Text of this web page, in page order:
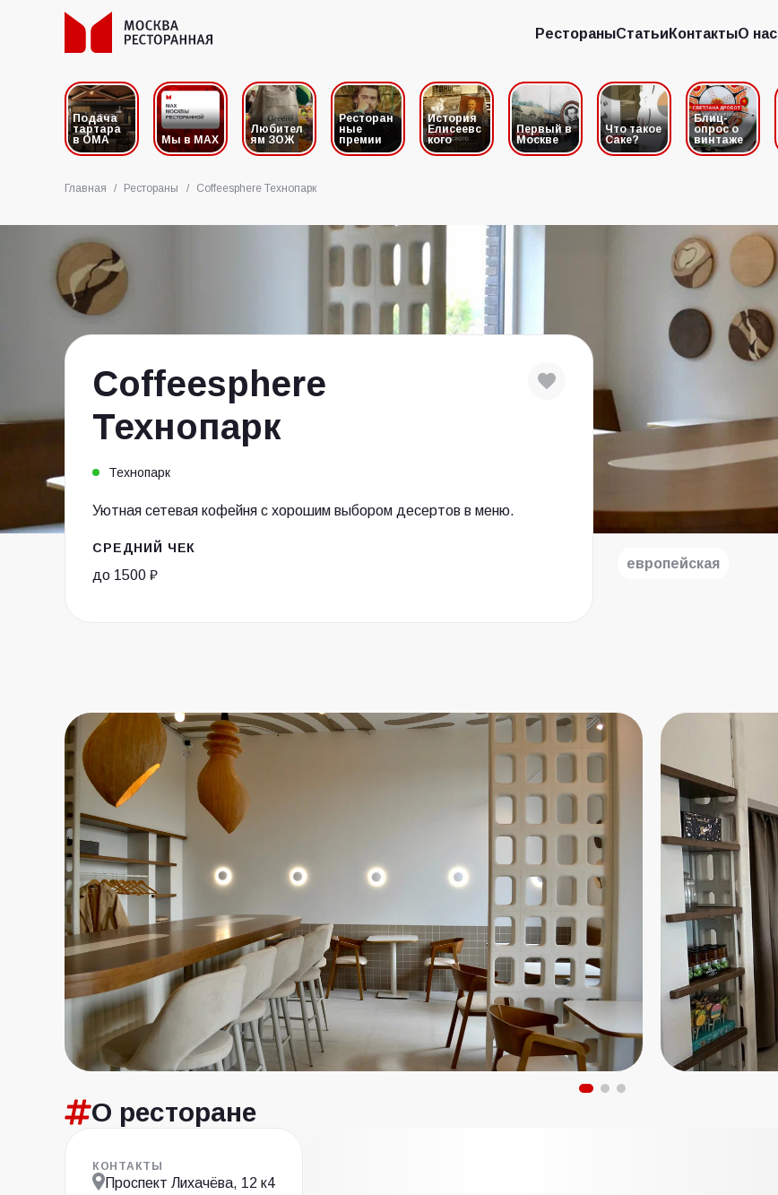
РестораныСтатьи КонтактыО нас
РестораныСтатьиКонтактыО нас
Подача
тартара
в ОМА
Мы в MAX
Любител
ям ЗОЖ
Ресторан
ные
премии
История
Елисеевс
кого
Первый в
Москве
Что такое
Саке?
Блиц-
опрос о
винтаже
Главная / Рестораны / Coffeesphere Технопарк
Coffeesphere
Технопарк
Технопарк
Уютная сетевая кофейня с хорошим выбором десертов в меню.
СРЕДНИЙ ЧЕК
до 1500 ₽
европейская
О ресторане
КОНТАКТЫ
Проспект Лихачёва, 12 к4